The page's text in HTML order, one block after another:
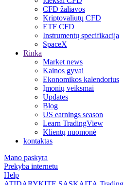
CFD žaliavos
Kriptovaliutų CFD
ETF CFD
Instrumentų specifikacija
SpaceX
Rinka
Market news
Kainos gyvai
Ekonomikos kalendorius
Įmonių veiksmai
Updates
Blog
US earnings season
Learn TradingView
Klientų nuomonė
kontaktas
Mano paskyra
Prekyba internetu
Help